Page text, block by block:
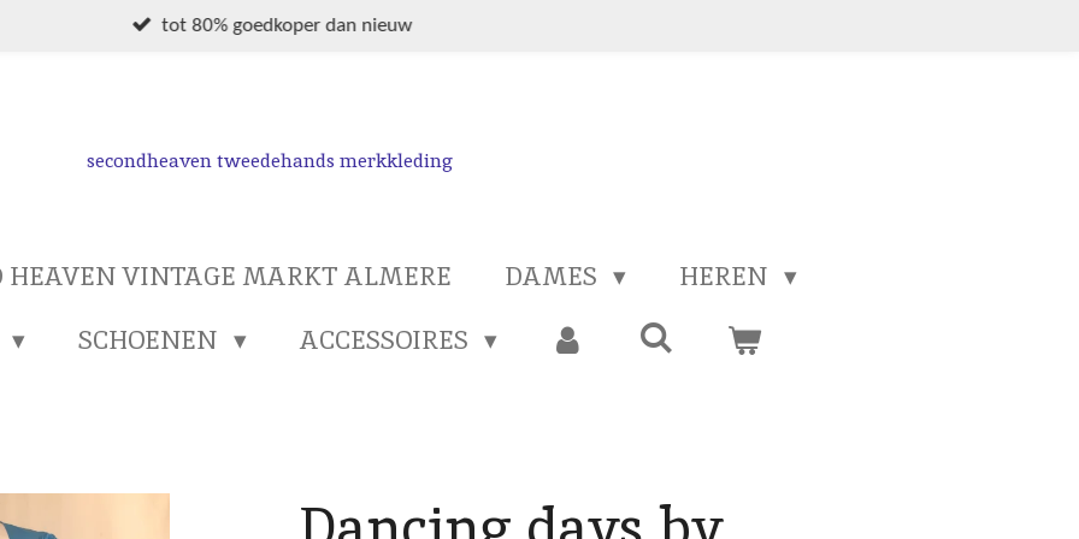
tot 80% goedkoper dan nieuw
secondheaven tweedehands merkkleding
HEAVEN VINTAGE MARKT ALMERE DAMES
HEREN
SCHOENEN ACCESSOIRES